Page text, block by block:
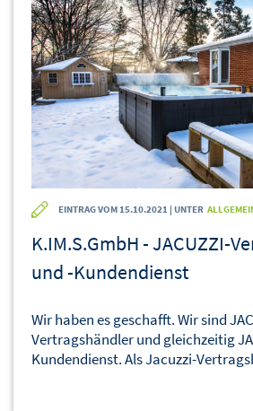
EINTRAG VOM 15.10.2021 | UNTER
K.IM.S.GmbH - JACUZZI-
und -Kundendienst
Wir haben es geschafft. Wir sind
Vertragshändler und gleichzeitig
Kundendienst. Als Jacuzzi-